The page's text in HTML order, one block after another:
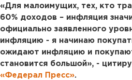
«Для малоимущих, тех, кто
60% доходов – инфляция
официально заявленного
инфляцию - я начинаю
ожидают инфляцию и
становится большой», -
«Федерал Пресс».